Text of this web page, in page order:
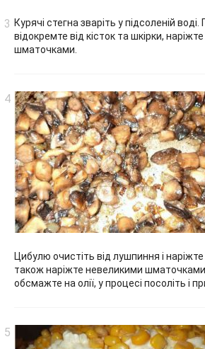
Курячі стегна зваріть у підсоленій
відокремте від кісток та шкірки,
шматочками.
Цибулю очистіть від лушпиння і
також наріжте невеликими
обсмажте на олії, у процесі посоліть і